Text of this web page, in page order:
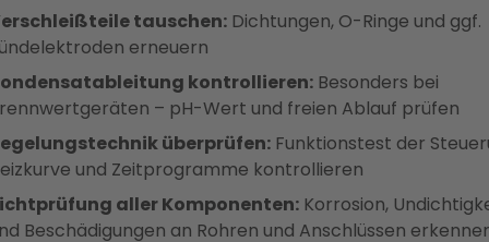
tauschen: Dichtungen, O-Ringe und ggf.
erneuern
kontrollieren: Besonders bei
– pH-Wert und freien Ablauf prüfen
überprüfen: Funktionstest der
und Zeitprogramme kontrollieren
aller Komponenten: Korrosion,
Beschädigungen an Rohren und Anschlüssen